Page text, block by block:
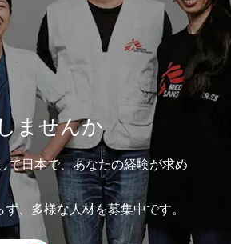
ませんか
て日本で、あなたの経験が求め
、多様な人材を募集中です。